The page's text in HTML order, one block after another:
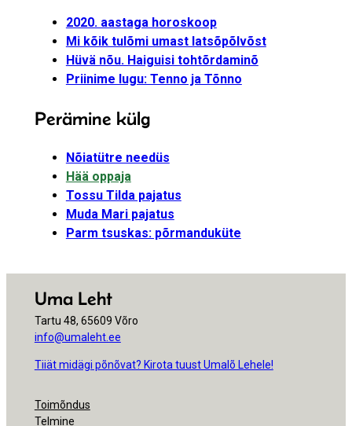
2020. aastaga horoskoop
Mi kõik tulõmi umast latsõpõlvõst
Hüvä nõu. Haiguisi tohtõrdaminõ
Priinime lugu: Tenno ja Tõnno
Perämine külg
Nõiatütre needüs
Hää oppaja
Tossu Tilda pajatus
Muda Mari pajatus
Parm tsuskas: põrmanduküte
Uma Leht
Tartu 48, 65609 Võro
info@umaleht.ee
Tiiät midägi põnõvat? Kirota tuust Umalõ Lehele!
Toimõndus
Telmine